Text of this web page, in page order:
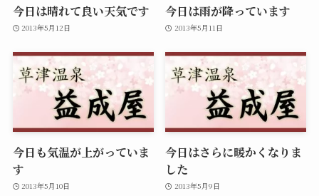
今日は晴れて良い天気です
2013年5月12日
今日は雨が降っています
2013年5月11日
今日も気温が上がっていま
す
2013年5月10日
今日はさらに暖かくなりま
した
2013年5月9日